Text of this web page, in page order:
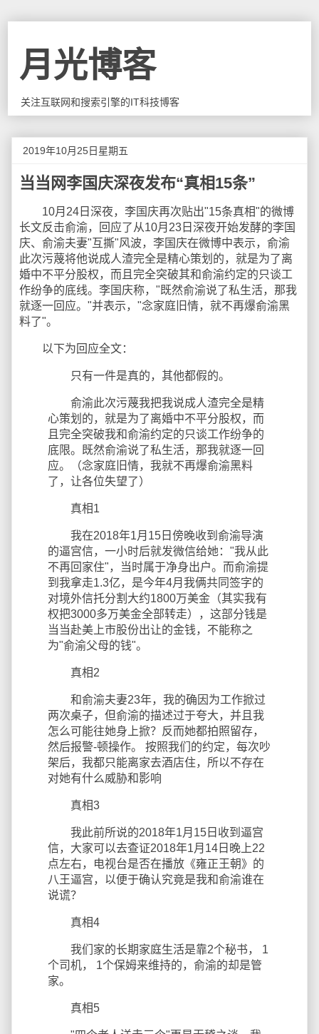
月光博客
关注互联网和搜索引擎的IT科技博客
2019年10月25日星期五
当当网李国庆深夜发布“真相15条”
10月24日深夜，李国庆再次贴出"15条真相"的微博
长文反击俞渝，回应了从10月23日深夜开始发酵的李国
庆、俞渝夫妻"互撕"风波，李国庆在微博中表示，俞渝
此次污蔑将他说成人渣完全是精心策划的，就是为了离
婚中不平分股权，而且完全突破其和俞渝约定的只谈工
作纷争的底线。李国庆称，"既然俞渝说了私生活，那我
就逐一回应。"并表示，"念家庭旧情，就不再爆俞渝黑
料了"。
以下为回应全文：
只有一件是真的，其他都假的。
俞渝此次污蔑我把我说成人渣完全是精
心策划的，就是为了离婚中不平分股权，而
且完全突破我和俞渝约定的只谈工作纷争的
底限。既然俞渝说了私生活，那我就逐一回
应。（念家庭旧情，我就不再爆俞渝黑料
了，让各位失望了）
真相1
我在2018年1月15日傍晚收到俞渝导演
的逼宫信，一小时后就发微信给她："我从此
不再回家住"，当时属于净身出户。而俞渝提
到我拿走1.3亿，是今年4月我俩共同签字的
对境外信托分割大约1800万美金（其实我有
权把3000多万美金全部转走），这部分钱是
当当赴美上市股份出让的金钱，不能称之
为"俞渝父母的钱"。
真相2
和俞渝夫妻23年，我的确因为工作掀过
两次桌子，但俞渝的描述过于夸大，并且我
怎么可能往她身上掀？反而她都拍照留存，
然后报警-顿操作。 按照我们的约定，每次吵
架后，我都只能离家去酒店住，所以不存在
对她有什么威胁和影响
真相3
我此前所说的2018年1月15日收到逼宫
信，大家可以去查证2018年1月14日晚上22
点左右，电视台是否在播放《雍正王朝》的
八王逼宫，以便于确认究竟是我和俞渝谁在
说谎？
真相4
我们家的长期家庭生活是靠2个秘书， 1
个司机， 1个保姆来维持的，俞渝的却是管
家。
真相5